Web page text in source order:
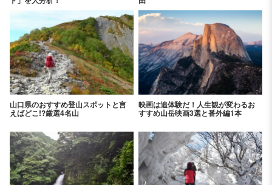
山口県のおすすめ登山スポットと言
えばどこ!?厳選4名山
映画は追体験だ！人生観が変わるお
すすめ山岳映画3選と番外編1本